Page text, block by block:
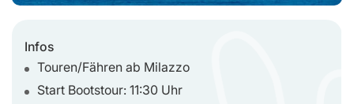
Infos
Touren/Fähren ab Milazzo
Start Bootstour: 11:30 Uhr